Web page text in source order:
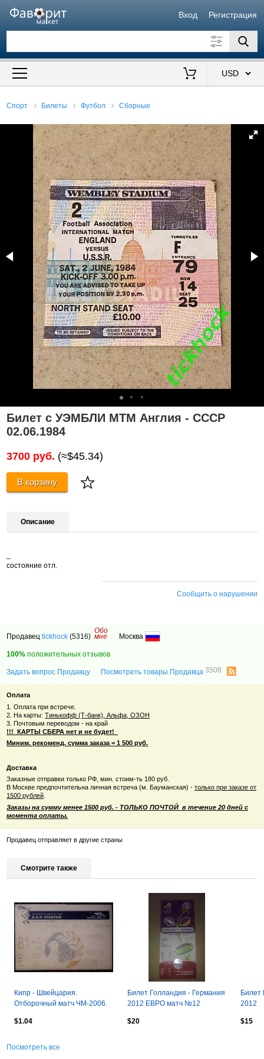
Вход Регистрация
Искать также в описании
Спорт Билеты Футбол Сборные
Билет с УЭМБЛИ МТМ Англия - СССР
02.06.1984
3700 руб. (≈$45.34)
В корзину
Описание
состояние отл.
Сообщить о нарушении
Продавецtickhock (5316)
Обо
мне Москва
100% положительных отзывов
Задать вопрос Продавцу Посмотреть товары Продавца3508
Оплата
1. Оплата при встрече.
2. На карты:Тинькофф (Т-банк), Альфа, ОЗОН
3. Почтовым переводом - на край
!!! КАРТЫ СБЕРА нет и не будет!
Миним. рекоменд. сумма заказа = 1 500 руб.
Доставка
Заказные отправки только РФ, мин. стоим-ть 180 руб.
В Москве предпочтительна личная встреча (м. Бауманская) -только при заказе от
1500 рублей
Заказы на сумму менее 1500 руб. - ТОЛЬКО ПОЧТОЙ в течение 20 дней с
момента оплаты.
Продавец отправляет в другие страны
Смотрите также
Кипр - Швейцария.
Отборочный матч ЧМ-2006.
$1.04
Билет Голландия - Германия
2012 ЕВРО матч №12
$20
Билет
2012
$15
Посмотреть все